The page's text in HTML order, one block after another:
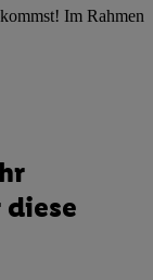
Im Rahmen